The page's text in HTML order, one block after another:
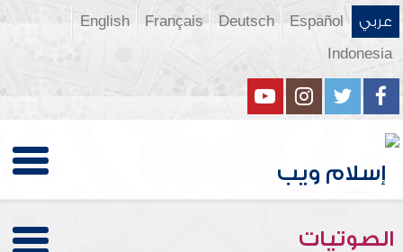
عربي Español
Deutsch
Français
English
Indonesia
الصوتيات